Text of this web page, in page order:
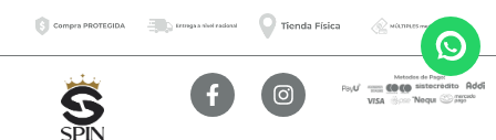
F
a
I
n